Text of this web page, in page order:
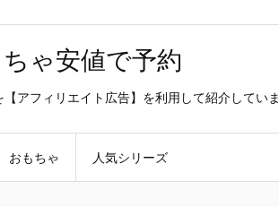
ゃ安値で予約
アフィリエイト広告】を利用して紹介していま
おもちゃ 人気シリーズ